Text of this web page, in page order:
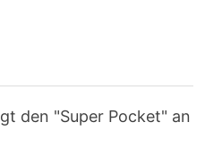
den "Super Pocket" an